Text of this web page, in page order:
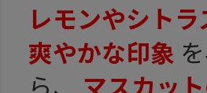
レモンやシト
爽やかな印象
ら、 マスカッ